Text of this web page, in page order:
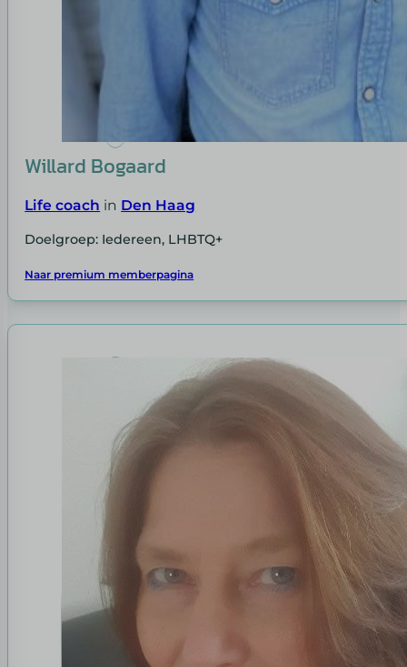
Willard Bogaard
Life coach in Den Haag
Doelgroep: Iedereen, LHBTQ+
Naar premium memberpagina